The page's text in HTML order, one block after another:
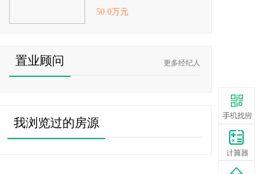
50.0万元
置业顾问 更多经纪人
我浏览过的房源